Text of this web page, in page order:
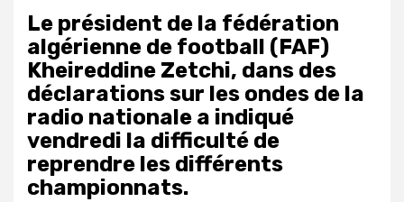
Le président de la fédération
algérienne de football (FAF)
Kheireddine Zetchi, dans des
déclarations sur les ondes de la
radio nationale a indiqué
vendredi la difficulté de
reprendre les différents
championnats.